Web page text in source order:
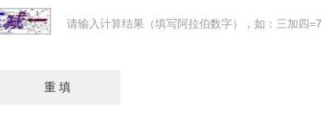
请输入计算结果（填写阿拉伯数字），如：三加四=7